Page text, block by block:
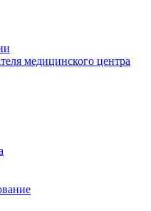
медицинского центра